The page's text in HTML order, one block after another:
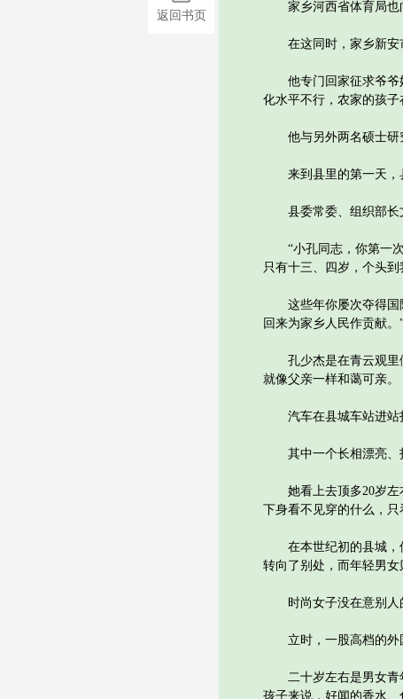
家乡河西省体育局也向
在这同时，家乡新安市
他专门回家征求爷爷奶
化水平不行，农家的孩
他与另外两名硕士研究
来到县里的第一天，县
县委常委、组织部长文
“小孔同志，你第一次
只有十三、四岁，个头
这些年你屡次夺得国际
回来为家乡人民作贡献。
孔少杰是在青云观里做
就像父亲一样和蔼可亲。
汽车在县城车站进站打
其中一个长相漂亮、打
她看上去顶多20岁左右
下身看不见穿的什么，只
在本世纪初的县城，像
转向了别处，而年轻男女
时尚女子没在意别人的
立时，一股高档的外
二十岁左右是男女青年
孩子来说，好闻的香水、
返回书页